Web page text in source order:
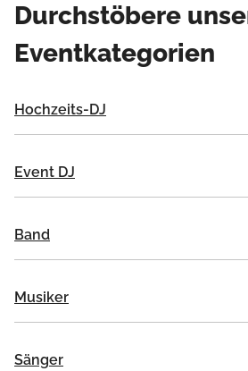
Durchstöbere
Eventkategorien
Hochzeits-DJ
Event DJ
Band
Musiker
Sänger